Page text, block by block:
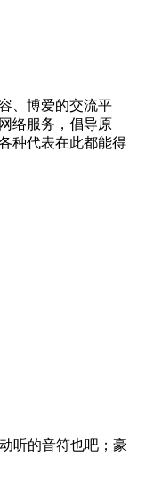
、博爱的交流平
络服务，倡导原
种代表在此都能得
听的音符也吧；豪